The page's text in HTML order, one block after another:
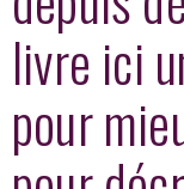
livre ici
pour